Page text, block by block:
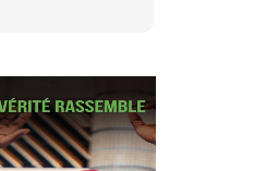
tué lors